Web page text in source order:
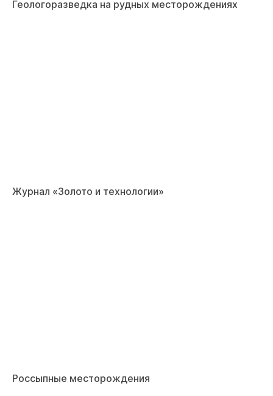
Геологоразведка на рудных месторождениях
Журнал «Золото и технологии»
Россыпные месторождения